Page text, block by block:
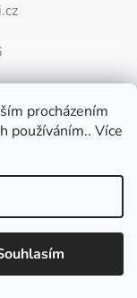
procházením
používáním.. Více
náš
dovolené.
24.7. a